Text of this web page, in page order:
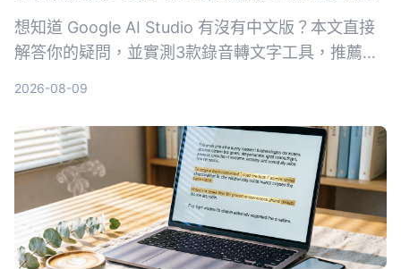
要
想知道 Google AI Studio 有沒有中文版？本文直接
解答你的疑問，並實測3款錄音轉文字工具，推薦
2026-08-09